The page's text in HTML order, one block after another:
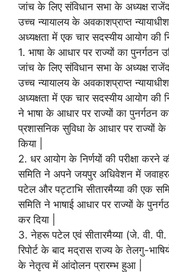
जांच के लिए संविधान सभा के अध्यक्ष
उच्च न्यायालय के अवकाशप्राप्त
अध्यक्षता में एक चार सदस्यीय आयोग की
1. भाषा के आधार पर राज्यों का पुनर्गठन
जांच के लिए संविधान सभा के अध्यक्ष
उच्च न्यायालय के अवकाशप्राप्त
अध्यक्षता में एक चार सदस्यीय आयोग की
ने भाषा के आधार पर राज्यों का पुनर्गठन
प्रशासनिक सुविधा के आधार पर राज्यों के
किया |
2. धर आयोग के निर्णयों की परीक्षा करने
समिति ने अपने जयपुर अधिवेशन में
पटेल और पट्टाभि सीतारमैय्या की एक
समिति ने भाषाई आधार पर राज्यों के
कर दिया |
3. नेहरू पटेल एवं सीतारमैय्या (जे. वी. पी.
रिपोर्ट के बाद मद्रास राज्य के तेलगु-
के नेतृत्व में आंदोलन प्रारम्भ हुआ |